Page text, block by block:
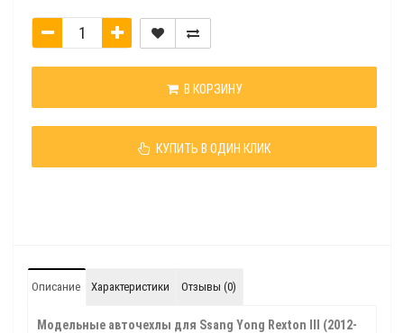
В КОРЗИНУ
КУПИТЬ В ОДИН КЛИК
Описание Характеристики Отзывы (0)
Модельные авточехлы для Ssang Yong Rexton III (2012-